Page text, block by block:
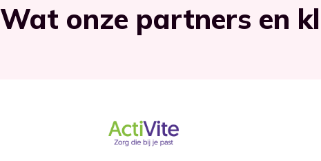
Wat onze partners en